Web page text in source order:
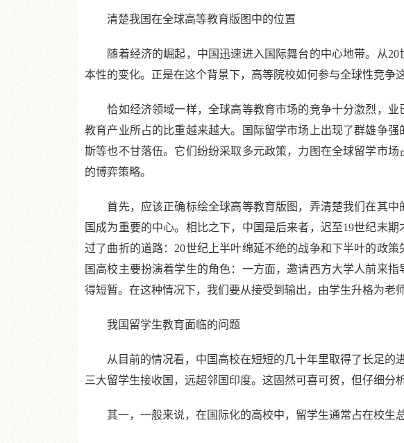
清楚我国在全球高等教育版图中的位置
随着经济的崛起，中国迅速进入国际舞台的中心地带。从20
本性的变化。正是在这个背景下，高等院校如何参与全球性竞争
恰如经济领域一样，全球高等教育市场的竞争十分激烈，业
教育产业所占的比重越来越大。国际留学市场上出现了群雄争
斯等也不甘落伍。它们纷纷采取多元政策，力图在全球留学市
的博弈策略。
首先，应该正确标绘全球高等教育版图，弄清楚我们在其中
国成为重要的中心。相比之下，中国是后来者，迟至19世纪末
过了曲折的道路：20世纪上半叶绵延不绝的战争和下半叶的政
国高校主要扮演着学生的角色：一方面，邀请西方大学人前来
得短暂。在这种情况下，我们要从接受到输出，由学生升格为老
我国留学生教育面临的问题
从目前的情况看，中国高校在短短的几十年里取得了长足的
三大留学生接收国，远超邻国印度。这固然可喜可贺，但仔细分
其一，一般来说，在国际化的高校中，留学生通常占在校生总